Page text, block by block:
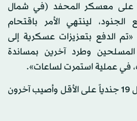
على معسكر المحفد (في شمال
الجنود، لينتهي الأمر باقتحام
الدفع بتعزيزات عسكرية إلى
وطرد آخرين بمساندة
في عملية استمرت لساعات».
وتابع المسؤول: «قُتِل 19 جندياً على الأقل وأصيب آخرون